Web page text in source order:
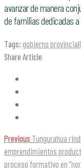
avanzar de manera
de familias dedicadas a
Tags: gobierno provincial
Share Article
Previous Tungurahua
emprendimientos
proceso formativo en